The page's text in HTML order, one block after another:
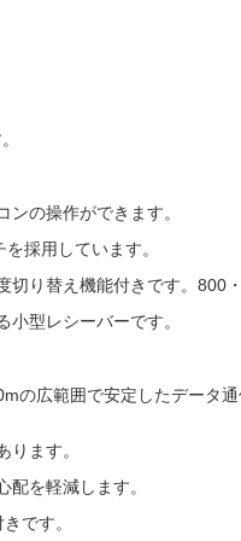
の操作ができます。
採用しています。
り替え機能付きです。800
型レシーバーです。
の広範囲で安定したデータ通
ます。
を軽減します。
です。